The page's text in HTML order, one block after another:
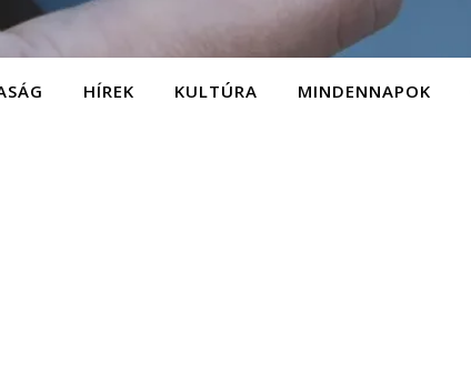
HÍREK KULTÚRA MINDENNAPOK